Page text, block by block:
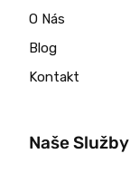
O Nás
Blog
Kontakt
Naše Služby